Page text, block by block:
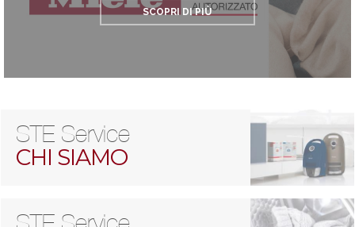
SCOPRI DI PIÙ
STE Service
CHI SIAMO